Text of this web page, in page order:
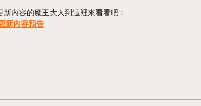
新內容的魔王大人到這裡來看看吧：
新內容預告